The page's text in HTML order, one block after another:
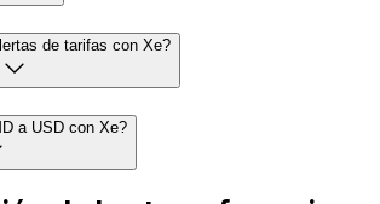
de tarifas con Xe?
a USD con Xe?